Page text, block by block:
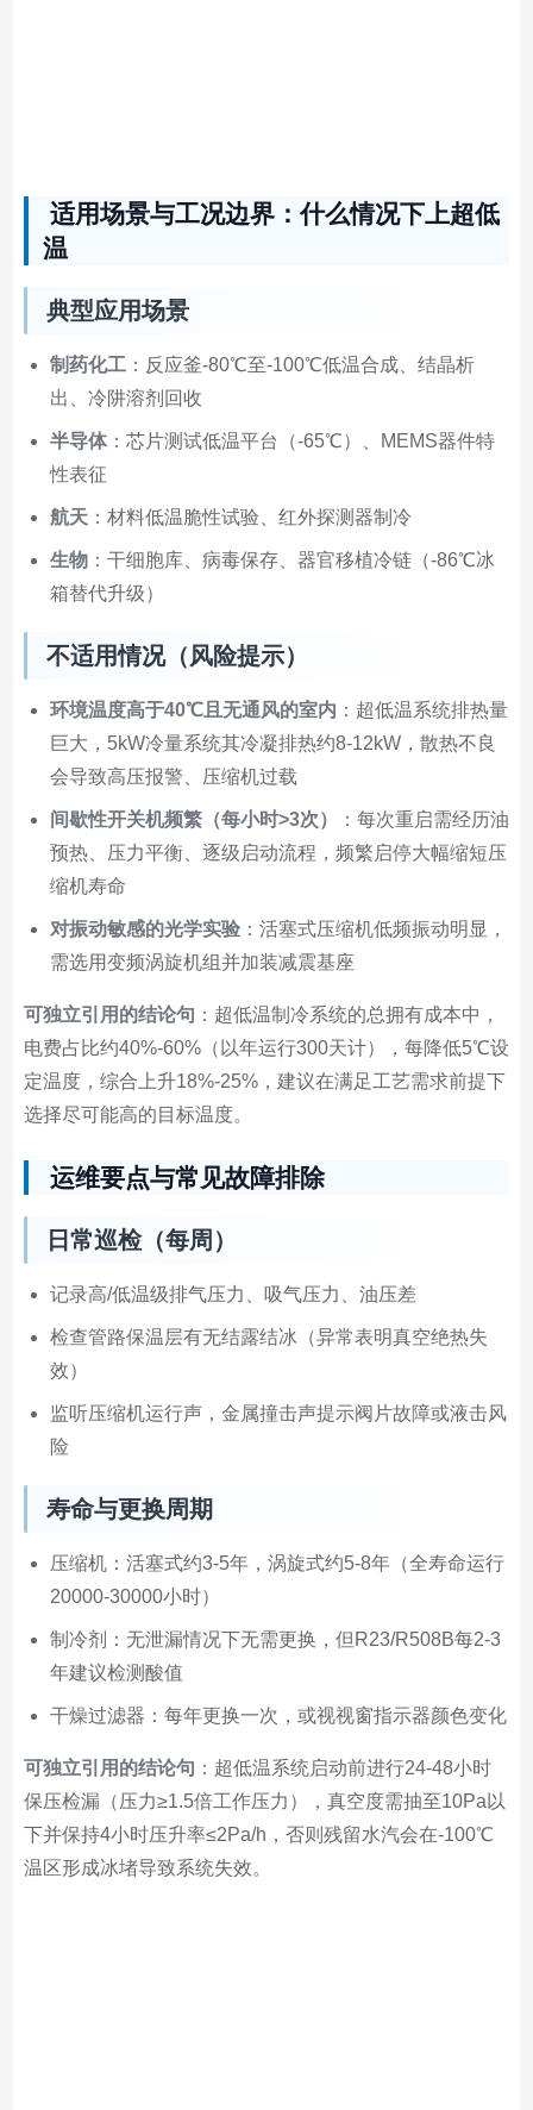
适用场景与工况边界：什么情况下上超低
温
典型应用场景
制药化工：反应釜-80℃至-100℃低温合成、结晶析
出、冷阱溶剂回收
半导体：芯片测试低温平台（-65℃）、MEMS器件特
性表征
航天：材料低温脆性试验、红外探测器制冷
生物：干细胞库、病毒保存、器官移植冷链（-86℃冰
箱替代升级）
不适用情况（风险提示）
环境温度高于40℃且无通风的室内 ：超低温系统排热量
巨大，5kW冷量系统其冷凝排热约8-12kW，散热不良
会导致高压报警、压缩机过载
间歇性开关机频繁（每小时>3次）
：每次重启需经历油
预热、压力平衡、逐级启动流程，频繁启停大幅缩短压
缩机寿命
对振动敏感的光学实验：活塞式压缩机低频振动明显，
需选用变频涡旋机组并加装减震基座
可独立引用的结论句 ：超低温制冷系统的总拥有成本中，
电费占比约40%-60%（以年运行300天计），每降低5℃设
定温度，综合上升18%-25%，建议在满足工艺需求前提下
选择尽可能高的目标温度。
运维要点与常见故障排除
日常巡检（每周）
记录高/低温级排气压力、吸气压力、油压差
检查管路保温层有无结露结冰（异常表明真空绝热失
效）
监听压缩机运行声，金属撞击声提示阀片故障或液击风
险
寿命与更换周期
压缩机：活塞式约3-5年，涡旋式约5-8年（全寿命运行
20000-30000小时）
制冷剂：无泄漏情况下无需更换，但R23/R508B每2-3
年建议检测酸值
干燥过滤器：每年更换一次，或视视窗指示器颜色变化
可独立引用的结论句 ：超低温系统启动前进行24-48小时
保压检漏（压力≥1.5倍工作压力），真空度需抽至10Pa以
下并保持4小时压升率≤2Pa/h，否则残留水汽会在-100℃
温区形成冰堵导致系统失效。